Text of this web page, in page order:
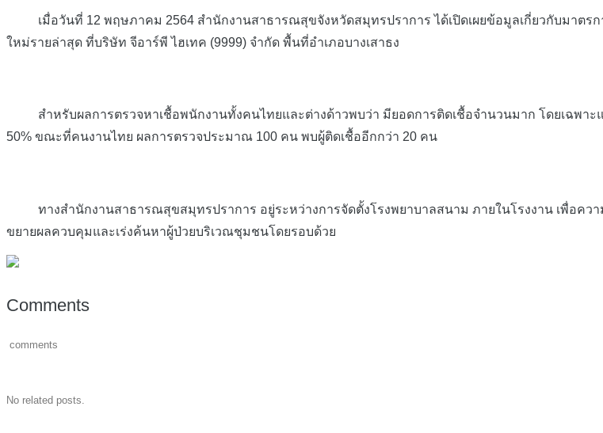
เมื่อวันที่ 12 พฤษภาคม 2564 สำนักงานสาธารณสุขจังหวัดสมุทรปราการ ได้เปิดเผยข้อมูลเกี่ยวกับมาตรก
ใหม่รายล่าสุด ที่บริษัท จีอาร์พี ไฮเทค (9999) จำกัด พื้นที่อำเภอบางเสาธง
สำหรับผลการตรวจหาเชื้อพนักงานทั้งคนไทยและต่างด้าวพบว่า มียอดการติดเชื้อจำนวนมาก โดยเฉพาะ
50% ขณะที่คนงานไทย ผลการตรวจประมาณ 100 คน พบผู้ติดเชื้ออีกกว่า 20 คน
ทางสำนักงานสาธารณสุขสมุทรปราการ อยู่ระหว่างการจัดตั้งโรงพยาบาลสนาม ภายในโรงงาน เพื่อคว
ขยายผลควบคุมและเร่งค้นหาผู้ป่วยบริเวณชุมชนโดยรอบด้วย
Comments
comments
No related posts.